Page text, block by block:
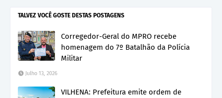
TALVEZ VOCÊ GOSTE DESTAS POSTAGENS
Corregedor-Geral do MPRO recebe
homenagem do 7º Batalhão da Polícia
Militar
Julho 13, 2026
VILHENA: Prefeitura emite ordem de